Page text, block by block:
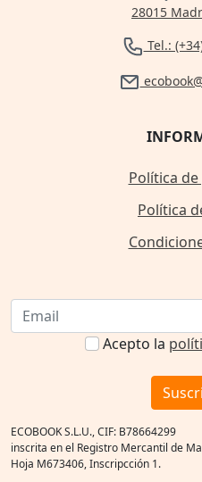
28015
Tel.:
Política
Política
Acepto la
ECOBOOK S.L.U., CIF: B78664299
inscrita en el Registro Mercantil de
Hoja M673406, Inscripcción 1.